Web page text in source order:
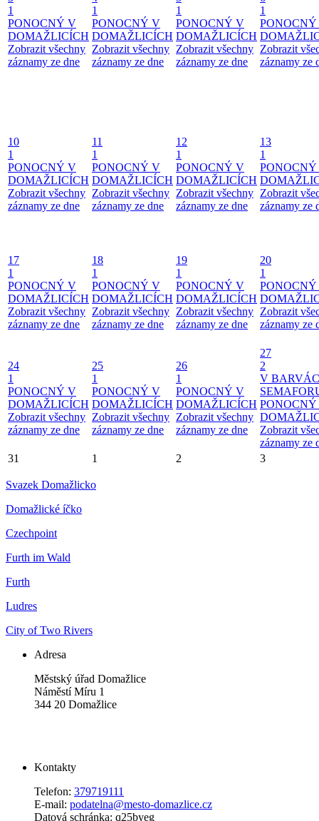
1
PONOCNÝ V
DOMAŽLICÍCH
Zobrazit všechny
záznamy ze dne
1
PONOCNÝ V
DOMAŽLICÍCH
Zobrazit všechny
záznamy ze dne
1
PONOCNÝ V
DOMAŽLICÍCH
Zobrazit všechny
záznamy ze dne
1
Zobrazit
záznamy ze
10
1
PONOCNÝ V
DOMAŽLICÍCH
Zobrazit všechny
záznamy ze dne
11
1
PONOCNÝ V
DOMAŽLICÍCH
Zobrazit všechny
záznamy ze dne
12
1
PONOCNÝ V
DOMAŽLICÍCH
Zobrazit všechny
záznamy ze dne
13
1
Zobrazit
záznamy ze
17
1
PONOCNÝ V
DOMAŽLICÍCH
Zobrazit všechny
záznamy ze dne
18
1
PONOCNÝ V
DOMAŽLICÍCH
Zobrazit všechny
záznamy ze dne
19
1
PONOCNÝ V
DOMAŽLICÍCH
Zobrazit všechny
záznamy ze dne
20
1
Zobrazit
záznamy ze
24
1
PONOCNÝ V
DOMAŽLICÍCH
Zobrazit všechny
záznamy ze dne
25
1
PONOCNÝ V
DOMAŽLICÍCH
Zobrazit všechny
záznamy ze dne
26
1
PONOCNÝ V
DOMAŽLICÍCH
Zobrazit všechny
záznamy ze dne
27
2
V
Zobrazit
záznamy ze
31
1 2 3
Svazek Domažlicko
Domažlické íčko
Czechpoint
Furth im Wald
Furth
Ludres
City of Two Rivers
Adresa
Městský úřad Domažlice
Náměstí Míru 1
344 20 Domažlice
Kontakty
Telefon: 379719111
E-mail: podatelna@mesto-domazlice.cz
Datová schránka: q25byeg